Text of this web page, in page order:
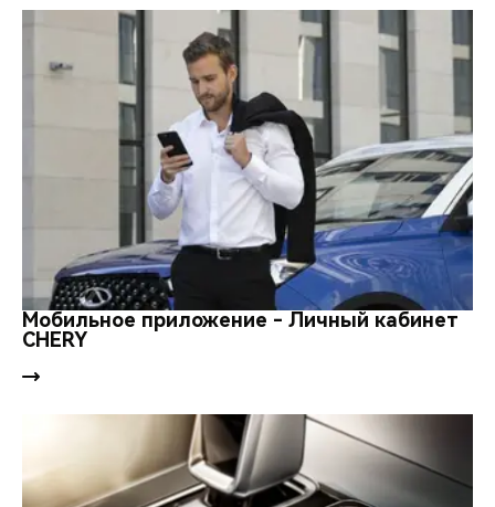
Мобильное приложение - Личный кабинет
CHERY